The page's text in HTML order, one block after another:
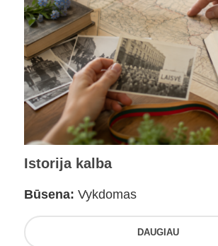
Istorija kalba
Būsena: Vykdomas
DAUGIAU